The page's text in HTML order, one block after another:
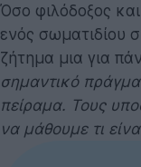
Όσο φιλόδοξος
ενός σωματιδίου
ζήτημα μια για
σημαντικό
πείραμα. Τους
να μάθουμε τι